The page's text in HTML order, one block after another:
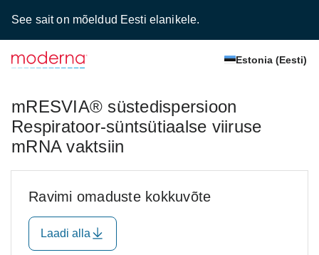
See sait on mõeldud Eesti elanikele.
Estonia (Eesti)
mRESVIA® süstedispersioon
Respiratoor-süntsütiaalse viiruse
mRNA vaktsiin
Ravimi omaduste kokkuvõte
Laadi alla